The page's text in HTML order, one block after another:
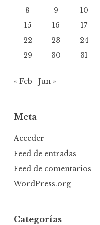
8
9 10
15
16 17
22
23 24
29
30 31
« Feb Jun »
Meta
Acceder
Feed de entradas
Feed de comentarios
WordPress.org
Categorías